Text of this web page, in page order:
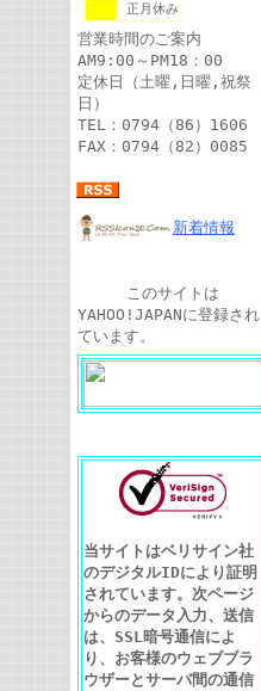
正月休み
営業時間のご案内
AM9:00～PM18：00
定休日（土曜,日曜,祝祭
日）
TEL：0794（86）1606
FAX：0794（82）0085
新着情報
このサイトは
YAHOO!JAPANに登録され
ています。
当サイトはベリサイン社
のデジタルIDにより証明
されています。次ページ
からのデータ入力、送信
は、SSL暗号通信によ
り、お客様のウェブブラ
ウザーとサーバ間の通信